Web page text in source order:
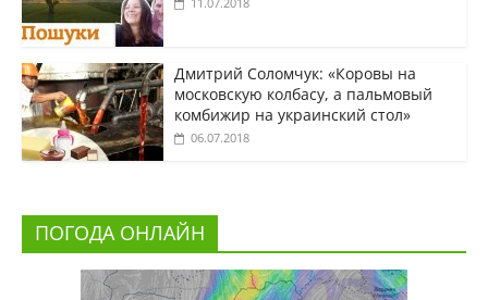
Дмитрий Соломчук: «Коровы на
московскую колбасу, а пальмовый
комбижир на украинский стол»
06.07.2018
ПОГОДА ОНЛАЙН